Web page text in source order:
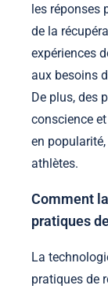
les réponses
de la
expériences
aux besoins
De plus, des
conscience
en
athlètes.
Comment
pratiques
La
pratiques de